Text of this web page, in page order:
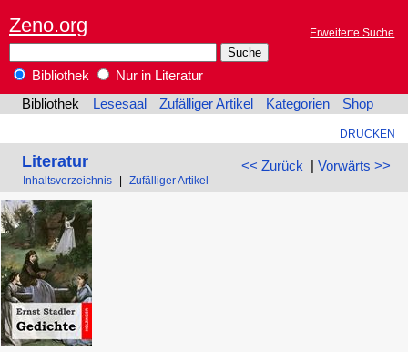
Zeno.org Erweiterte Suche
Bibliothek
Nur in Literatur
Bibliothek
Lesesaal Zufälliger Artikel Kategorien Shop
DRUCKEN
<< Zurück | Vorwärts >>
Literatur
Inhaltsverzeichnis Zufälliger Artikel